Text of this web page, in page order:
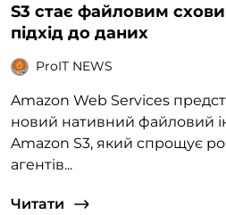
S3 стає файловим
підхід до даних
ProIT NEWS
Amazon Web Services
новий нативний файловий
Amazon S3, який спрощує
агентів...
Читати